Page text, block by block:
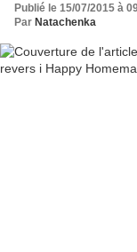
Publié le 15/07/2015 à
Par Natachenka